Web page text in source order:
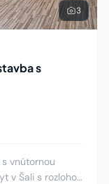
3
s
vnútornou
v Šali s rozlohou